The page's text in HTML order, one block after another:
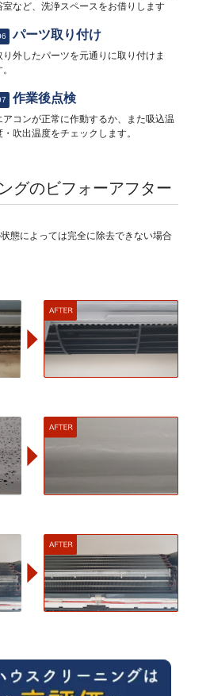
室など、洗浄スペースをお借りします
パーツ取り付け
り外したパーツを元通りに取り付けま
作業後点検
アコンが正常に作動するか、また吸込温
・吹出温度をチェックします。
グのビフォーアフター
態によっては完全に除去できない場合